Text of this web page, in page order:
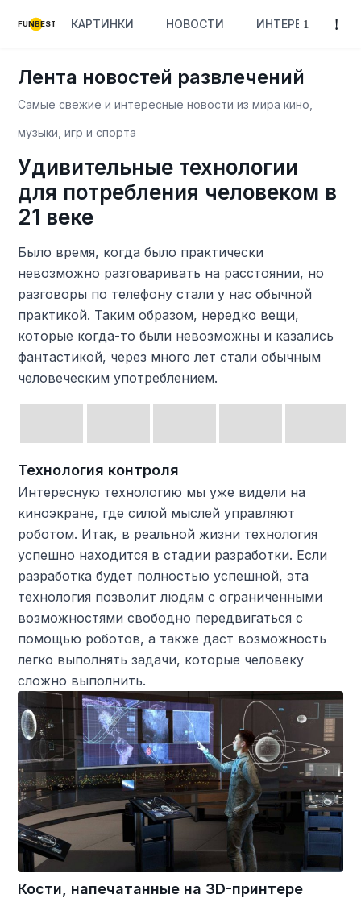
FUNBEST КАРТИНКИ НОВОСТИ ИНТЕРЕСНОЕ
Лента новостей развлечений
Самые свежие и интересные новости из мира кино,
музыки, игр и спорта
Удивительные технологии
для потребления человеком в
21 веке
Было время, когда было практически
невозможно разговаривать на расстоянии, но
разговоры по телефону стали у нас обычной
практикой. Таким образом, нередко вещи,
которые когда-то были невозможны и казались
фантастикой, через много лет стали обычным
человеческим употреблением.
Технология контроля
Интересную технологию мы уже видели на
киноэкране, где силой мыслей управляют
роботом. Итак, в реальной жизни технология
успешно находится в стадии разработки. Если
разработка будет полностью успешной, эта
технология позволит людям с ограниченными
возможностями свободно передвигаться с
помощью роботов, а также даст возможность
легко выполнять задачи, которые человеку
сложно выполнить.
Кости, напечатанные на 3D-принтере